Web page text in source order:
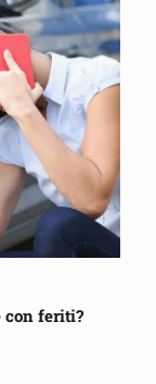
con feriti?